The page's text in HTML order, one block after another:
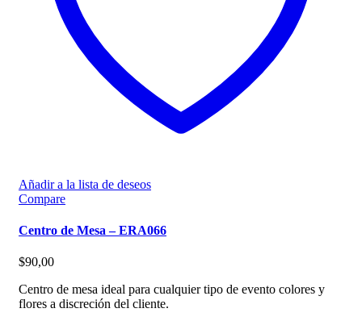
Añadir a la lista de deseos
Compare
Centro de Mesa – ERA066
$90,00
Centro de mesa ideal para cualquier tipo de evento colores y
flores a discreción del cliente.